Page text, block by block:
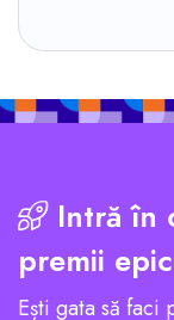
Intră în
premii
Ești gata să